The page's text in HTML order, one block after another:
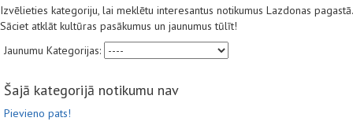
Izvēlieties kategoriju, lai meklētu interesantus notikumus Lazdonas pagastā.
Sāciet atklāt kultūras pasākumus un jaunumus tūlīt!
Jaunumu Kategorijas:
Šajā kategorijā notikumu nav
Pievieno pats!